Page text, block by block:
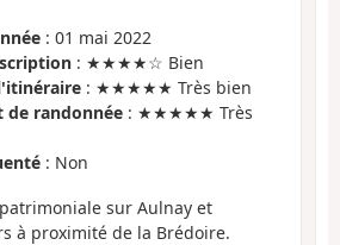
: 01 mai 2022
: ★★★★☆ Bien
: ★★★★★ Très bien
randonnée : ★★★★★ Très
: Non
sur Aulnay et
à proximité de la Brédoire.